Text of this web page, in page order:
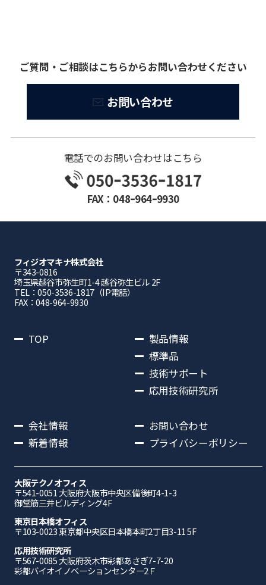
ご質問・ご相談はこちらからお問い合わせください
お問い合わせ
電話でのお問い合わせはこちら
FAX：048ｰ964ｰ9930
フィジオマキナ株式会社
〒343-0816
埼⽟県越⾕市弥⽣町1-4 越⾕弥⽣ビル 2F
TEL：050-3536-1817（IP電話）
FAX：048-964-9930
TOP
製品情報
標準品
技術サポート
応用技術研究所
会社情報
新着情報
お問い合わせ
プライバシーポリシー
大阪テクノオフィス
〒541-0051 ⼤阪府⼤阪市中央区備後町4-1-3
御堂筋三井ビルディング4F
東京日本橋オフィス
〒103-0023 東京都中央区日本橋本町2丁目3-11 5F
応⽤技術研究所
〒567-0085 ⼤阪府茨⽊市彩都あさぎ7-7-20
彩都バイオイノベーションセンター2Ｆ